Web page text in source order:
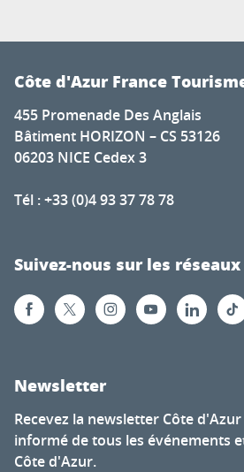
Côte d'Azur France
455 Promenade Des Anglais
Bâtiment HORIZON – CS 53126
06203 NICE Cedex 3
Tél : +33 (0)4 93 37 78 78
Suivez-nous sur les
Newsletter
Recevez la newsletter Côte
informé de tous les événements
Côte d'Azur.